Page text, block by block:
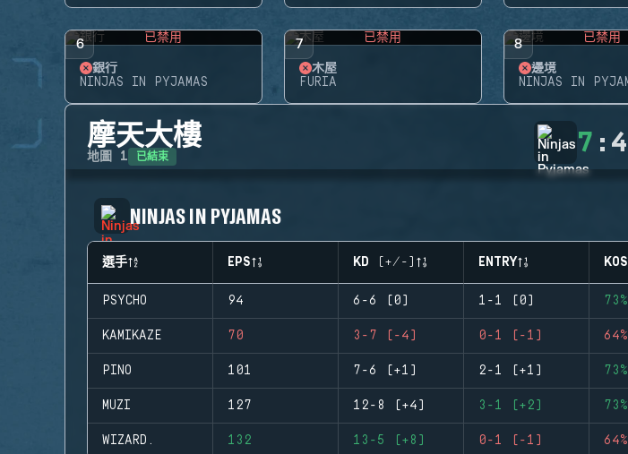
6 已禁用
銀行
NINJAS IN PYJAMAS
7 已禁用
木屋
FURIA
8 已禁用
邊境
NINJAS IN
摩天大樓
地圖 1 已結束 7 : 4
NINJAS IN PYJAMAS
選手 EPS KD (+/-) ENTRY
PSYCHO 94 6-6 (0) 1-1 (0) 73%
KAMIKAZE 70 3-7 (-4) 0-1 (-1) 64%
PINO 101 7-6 (+1) 2-1 (+1) 73%
MUZI 127 12-8 (+4) 3-1 (+2) 73%
WIZARD. 132 13-5 (+8) 0-1 (-1) 64%